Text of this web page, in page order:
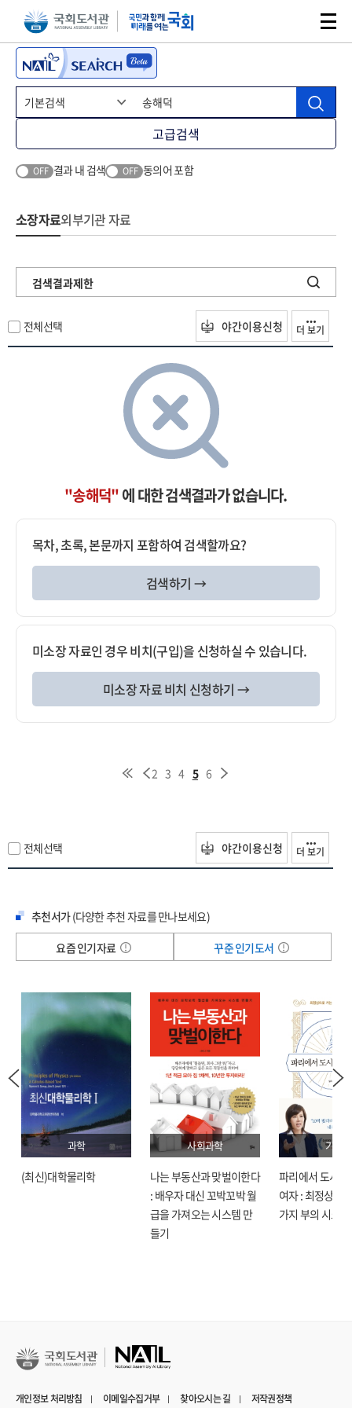
본문 바로가기주메뉴 바로가기
고급검색
OFF 결과 내 검색 OFF 동의어 포함
소장자료외부기관 자료
검색결과제한
전체선택 야간이용신청 더 보기
"송해덕"에 대한 검색결과가 없습니다.
목차, 초록, 본문까지 포함하여 검색할까요?
검색하기 →
미소장 자료인 경우 비치(구입)을 신청하실 수 있습니다.
미소장 자료 비치 신청하기 →
2 3 4 5 6
전체선택 야간이용신청 더 보기
추천서가(다양한 추천 자료를 만나보세요)
요즘 인기자료
꾸준 인기도서
과학
(최신)대학물리학
사회과학
나는 부동산과 맞벌이한다
: 배우자 대신 꼬박꼬박 월
급을 가져오는 시스템 만
들기
기술
파리에서 도시락
여자 : 최정상으
가지 부의 시크릿
개인정보 처리방침 이메일수집거부 찾아오시는 길 저작권정책